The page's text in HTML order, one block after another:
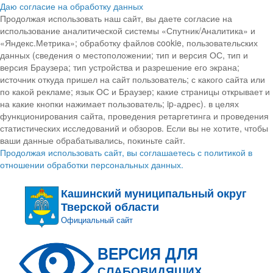
Даю согласие на обработку данных
Продолжая использовать наш сайт, вы даете согласие на
использование аналитической системы «Спутник/Аналитика» и
«Яндекс.Метрика»; обработку файлов cookie, пользовательских
данных (сведения о местоположении; тип и версия ОС, тип и
версия Браузера; тип устройства и разрешение его экрана;
источник откуда пришел на сайт пользователь; с какого сайта или
по какой рекламе; язык ОС и Браузер; какие страницы открывает и
на какие кнопки нажимает пользователь; ip-адрес). в целях
функционирования сайта, проведения ретаргетинга и проведения
статистических исследований и обзоров. Если вы не хотите, чтобы
ваши данные обрабатывались, покиньте сайт.
Продолжая использовать сайт, вы соглашаетесь с политикой в
отношении обработки персональных данных.